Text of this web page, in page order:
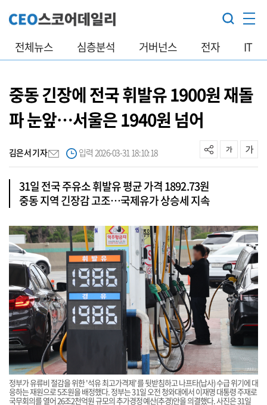
전체뉴스 심층분석 거버넌스 전자 IT
중동 긴장에 전국 휘발유 1900원 재돌
파 눈앞…서울은 1940원 넘어
김은서 기자 입력 2026-03-31 18:10:18
31일 전국 주유소 휘발유 평균 가격 1892.73원
중동 지역 긴장감 고조…국제유가 상승세 지속
정부가 유류비 절감을 위한 '석유 최고가격제'를 뒷받침하고 나프타(납사) 수급 위기에 대
응하는 재원으로 5조원을 배정했다. 정부는 31일 오전 청와대에서 이재명 대통령 주재로
국무회의를 열어 26조2천억원 규모의 추가경정예산(추경)안을 의결했다. 사진은 31일